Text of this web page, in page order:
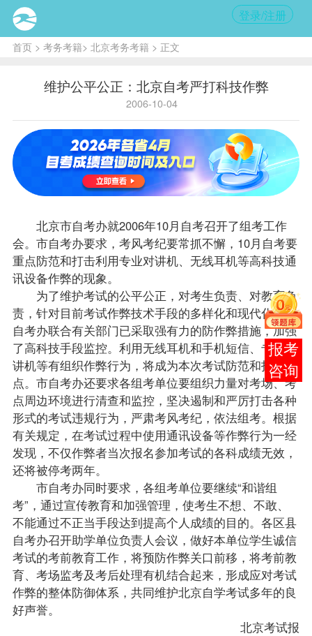
登录/注册
首页> 考务考籍> 北京考务考籍 > 正文
维护公平公正：北京自考严打科技作弊
2006-10-04
北京市自考办就2006年10月自考召开了组考工作
会。市自考办要求，考风考纪要常抓不懈，10月自考要
重点防范和打击利用专业对讲机、无线耳机等高科技通
讯设备作弊的现象。
为了维护考试的公平公正，对考生负责、对教育负
责，针对目前考试作弊技术手段的多样化和现代化，市
自考办联合有关部门已采取强有力的防作弊措施，加强
了高科技手段监控。利用无线耳机和手机短信、专业对
讲机等有组织作弊行为，将成为本次考试防范和打击重
点。市自考办还要求各组考单位要组织力量对考场、考
点周边环境进行清查和监控，坚决遏制和严厉打击各种
形式的考试违规行为，严肃考风考纪，依法组考。根据
有关规定，在考试过程中使用通讯设备等作弊行为一经
发现，不仅作弊者当次报名参加考试的各科成绩无效，
还将被停考两年。
市自考办同时要求，各组考单位要继续“和谐组
考”，通过宣传教育和加强管理，使考生不想、不敢、
不能通过不正当手段达到提高个人成绩的目的。各区县
自考办召开助学单位负责人会议，做好本单位学生诚信
考试的考前教育工作，将预防作弊关口前移，将考前教
育、考场监考及考后处理有机结合起来，形成应对考试
作弊的整体防御体系，共同维护北京自学考试多年的良
好声誉。
北京考试报
报考
咨询